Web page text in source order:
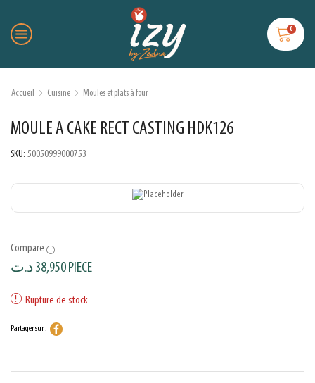
0
Accueil Cuisine Moules et plats à four
MOULE A CAKE RECT CASTING HDK126
SKU: 50050999000753
Compare
38,950د.ت PIECE
Rupture de stock
Partager sur :